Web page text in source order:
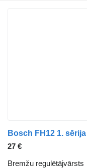
27 €
Bremžu regulētājvārsts